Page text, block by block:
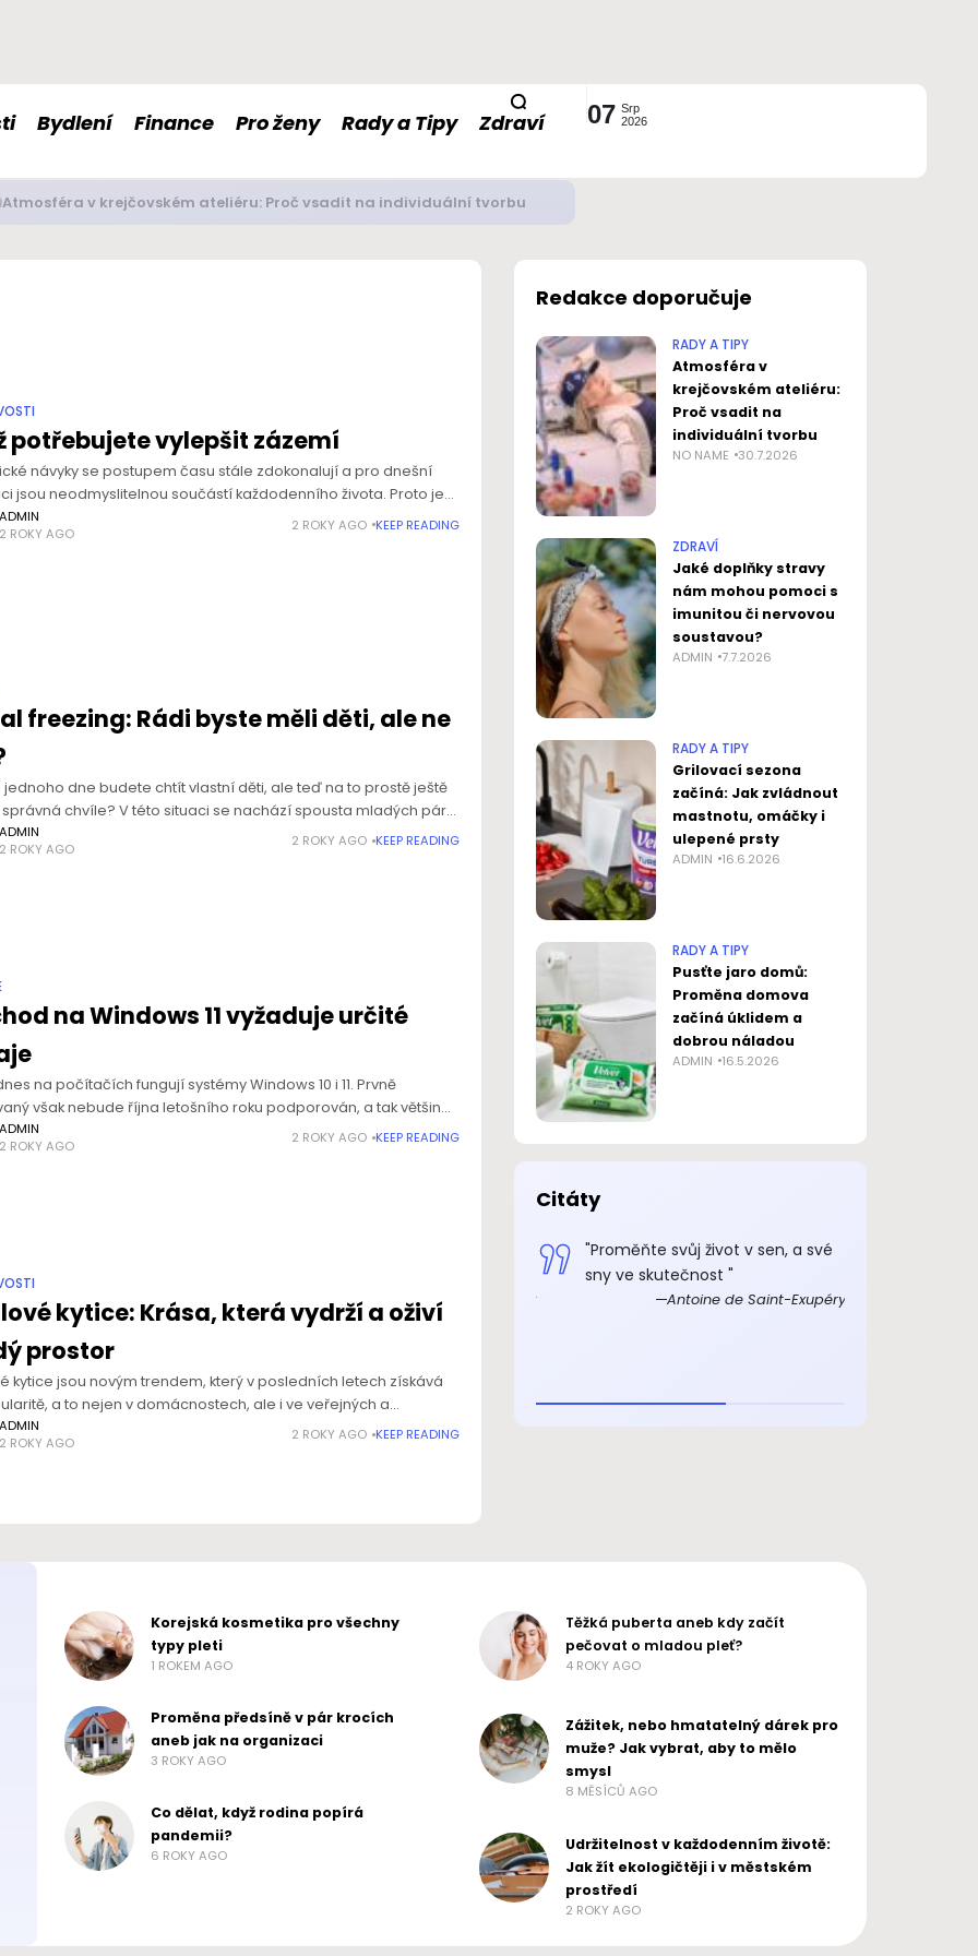
Bydlení Finance Pro ženy Rady a Tipy Zdraví 07 Srp
2026
doplňky stravy nám mohou pomoci s imunitou či nervovou soustavou?
potřebujete vylepšit zázemí
návyky se postupem času stále zdokonalují a pro dnešní
jsou neodmyslitelnou součástí každodenního života. Proto je
zajistit dostatečné zázemí především v areálech
sportovišť, táborů, ale
ADMIN
2 ROKY AGO
2 ROKY AGO KEEP READING
freezing: Rádi byste měli děti, ale ne
jednoho dne budete chtít vlastní děti, ale teď na to prostě ještě
chvíle? V této situaci se nachází spousta mladých párů
žen. Věda
ADMIN
2 ROKY AGO
2 ROKY AGO KEEP READING
na Windows 11 vyžaduje určité
na počítačích fungují systémy Windows 10 i 11. Prvně
však nebude října letošního roku podporován, a tak většina
přejde na novou verzi. Tato změna může být
ADMIN
2 ROKY AGO
2 ROKY AGO KEEP READING
kytice: Krása, která vydrží a oživí
prostor
kytice jsou novým trendem, který v posledních letech získává
a to nejen v domácnostech, ale i ve veřejných a
prostorech. Tyto unikátní dekorace kombinují estetiku
ADMIN
2 ROKY AGO
2 ROKY AGO KEEP READING
Redakce doporučuje
RADY A TIPY
Atmosféra v
krejčovském ateliéru:
Proč vsadit na
individuální tvorbu
NO NAME 30.7.2026
ZDRAVÍ
Jaké doplňky stravy
nám mohou pomoci s
imunitou či nervovou
soustavou?
ADMIN 7.7.2026
RADY A TIPY
Grilovací sezona
začíná: Jak zvládnout
mastnotu, omáčky i
ulepené prsty
ADMIN 16.6.2026
RADY A TIPY
Pusťte jaro domů:
Proměna domova
začíná úklidem a
dobrou náladou
ADMIN 16.5.2026
Citáty
Antoine de Saint-Exupéry
"Proměňte svůj život v sen, a své
sny ve skutečnost "
Antoine de Saint-Exupéry
Korejská kosmetika pro všechny
typy pleti
1 ROKEM AGO
Proměna předsíně v pár krocích
aneb jak na organizaci
3 ROKY AGO
Co dělat, když rodina popírá
pandemii?
6 ROKY AGO
Těžká puberta aneb kdy začít
pečovat o mladou pleť?
4 ROKY AGO
Zážitek, nebo hmatatelný dárek pro
muže? Jak vybrat, aby to mělo
smysl
8 MĚSÍCŮ AGO
Udržitelnost v každodenním životě:
Jak žít ekologičtěji i v městském
prostředí
2 ROKY AGO